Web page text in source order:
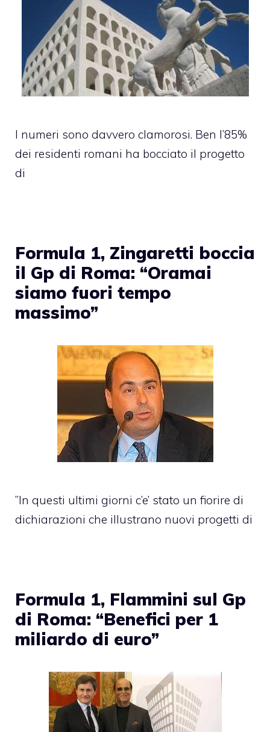
I numeri sono davvero clamorosi. Ben l’85%
dei residenti romani ha bocciato il progetto
di
Formula 1, Zingaretti boccia
il Gp di Roma: “Oramai
siamo fuori tempo
massimo”
”In questi ultimi giorni c’e’ stato un fiorire di
dichiarazioni che illustrano nuovi progetti di
Formula 1, Flammini sul Gp
di Roma: “Benefici per 1
miliardo di euro”